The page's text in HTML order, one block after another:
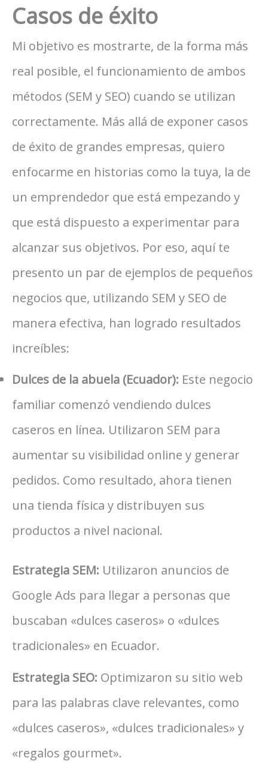
Casos de éxito
Mi objetivo es mostrarte, de la forma más
real posible, el funcionamiento de ambos
métodos (SEM y SEO) cuando se utilizan
correctamente. Más allá de exponer casos
de éxito de grandes empresas, quiero
enfocarme en historias como la tuya, la de
un emprendedor que está empezando y
que está dispuesto a experimentar para
alcanzar sus objetivos. Por eso, aquí te
presento un par de ejemplos de pequeños
negocios que, utilizando SEM y SEO de
manera efectiva, han logrado resultados
increíbles:
Dulces de la abuela (Ecuador): Este negocio
familiar comenzó vendiendo dulces
caseros en línea. Utilizaron SEM para
aumentar su visibilidad online y generar
pedidos. Como resultado, ahora tienen
una tienda física y distribuyen sus
productos a nivel nacional.
Estrategia SEM: Utilizaron anuncios de
Google Ads para llegar a personas que
buscaban «dulces caseros» o «dulces
tradicionales» en Ecuador.
Estrategia SEO: Optimizaron su sitio web
para las palabras clave relevantes, como
«dulces caseros», «dulces tradicionales» y
«regalos gourmet».